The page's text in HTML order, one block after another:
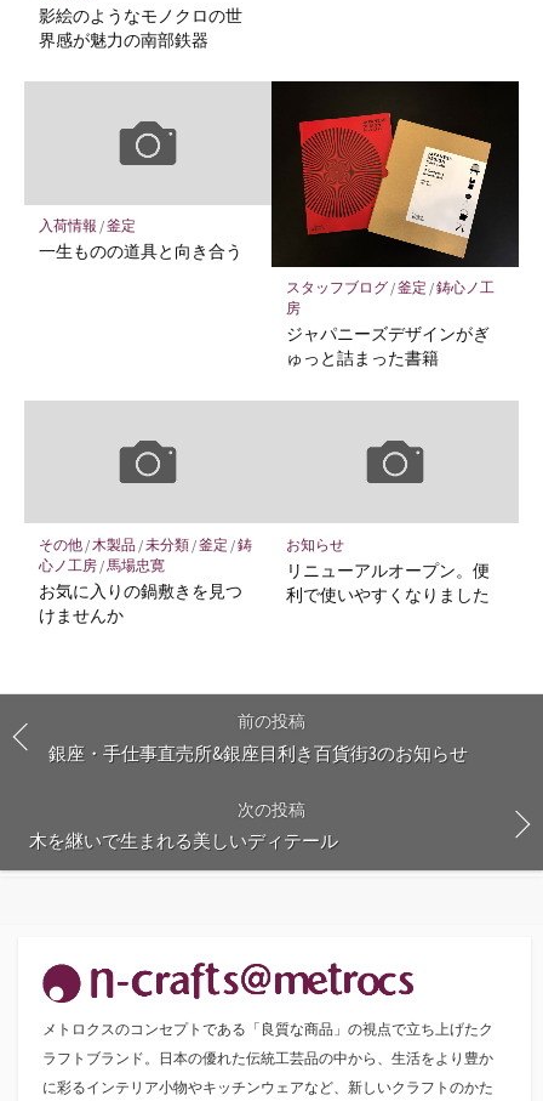
影絵のようなモノクロの世
界感が魅力の南部鉄器
入荷情報 /釜定
一生ものの道具と向き合う
スタッフブログ/釜定 /鋳心ノ工
房
ジャパニーズデザインがぎ
ゅっと詰まった書籍
その他/ 木製品/未分類/釜定 /鋳
心ノ工房/ 馬場忠寛
お気に入りの鍋敷きを見つ
けませんか
お知らせ
リニューアルオープン。便
利で使いやすくなりました
前の投稿
銀座・手仕事直売所&銀座目利き百貨街3のお知らせ
次の投稿
木を継いで生まれる美しいディテール
メトロクスのコンセプトである「良質な商品」の視点で立ち上げたク
ラフトブランド。日本の優れた伝統工芸品の中から、生活をより豊か
に彩るインテリア小物やキッチンウェアなど、新しいクラフトのかた